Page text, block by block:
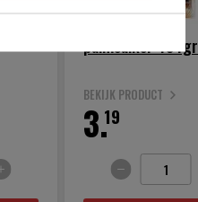
palmsuiker 454gr
BEKIJK PRODUCT
19
3.